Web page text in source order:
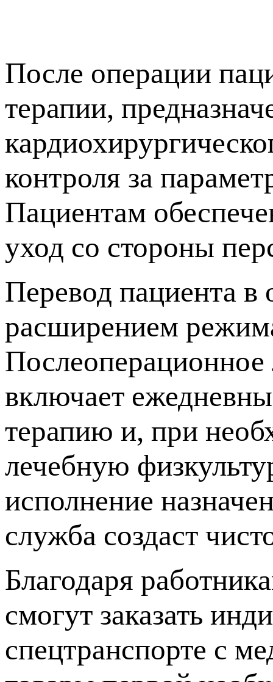
После операции
терапии,
контроля за
Пациентам
уход со стороны
Перевод пациента в
расширением
включает
терапию и, при
лечебную
исполнение
служба создаст
Благодаря
смогут заказать
спецтранспорте с